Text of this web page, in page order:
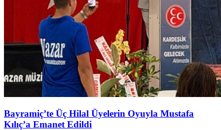
Bayramiç’te Üç Hilal Üyelerin Oyuyla Mustafa
Kılıç’a Emanet Edildi